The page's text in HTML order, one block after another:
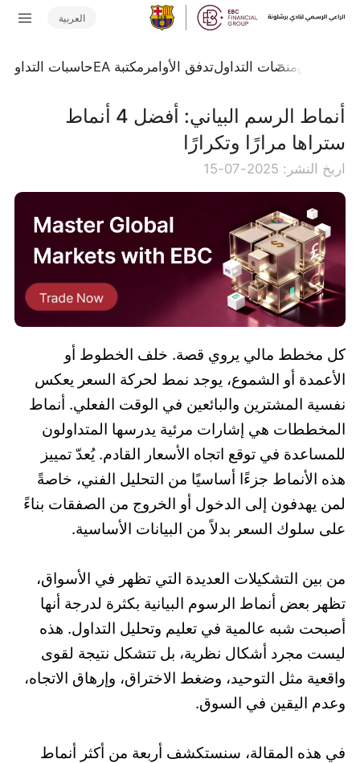
العربية
السوقمنصات التداولتدفق الأوامر مكتبة EA حاسبات التداول
أنماط الرسم البياني: أفضل 4 أنماط
ستراها مرارًا وتكرارًا
اريخ النشر: 2025-07-15
كل مخطط مالي يروي قصة. خلف الخطوط أو
الأعمدة أو الشموع، يوجد نمط لحركة السعر يعكس
نفسية المشترين والبائعين في الوقت الفعلي. أنماط
المخططات هي إشارات مرئية يدرسها المتداولون
للمساعدة في توقع اتجاه الأسعار القادم. يُعدّ تمييز
هذه الأنماط جزءًا أساسيًا من التحليل الفني، خاصةً
لمن يهدفون إلى الدخول أو الخروج من الصفقات بناءً
على سلوك السعر بدلاً من البيانات الأساسية.
من بين التشكيلات العديدة التي تظهر في الأسواق،
تظهر بعض أنماط الرسوم البيانية بكثرة لدرجة أنها
أصبحت شبه عالمية في تعليم وتحليل التداول. هذه
ليست مجرد أشكال نظرية، بل تتشكل نتيجة لقوى
واقعية مثل التوحيد، وضغط الاختراق، وإرهاق الاتجاه،
وعدم اليقين في السوق.
في هذه المقالة، سنستكشف أربعة من أكثر أنماط